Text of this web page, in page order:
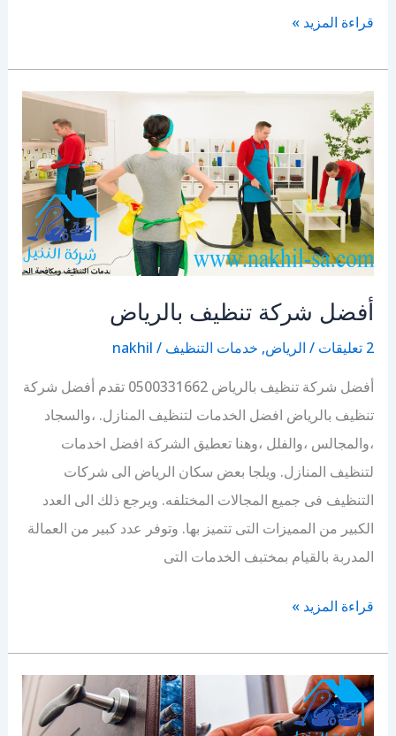
شركة
حمام
بالرياض
قراءة المزيد »
أفضل شركة تنظيف بالرياض
2 تعليقات / الرياض, خدمات التنظيف /
nakhil
أفضل شركة تنظيف بالرياض 0500331662 تقدم أفضل شركة
تنظيف بالرياض افضل الخدمات لتنظيف المنازل. ،والسجاد
،والمجالس ،والفلل ،وهنا تعطيق الشركة افضل اخدمات
لتنظيف المنازل. ويلجا بعض سكان الرياض الى شركات
التنظيف فى جميع المجالات المختلفه. ويرجع ذلك الى العدد
الكبير من المميزات التى تتميز بها. وتوفر عدد كبير من العمالة
المدربة بالقيام بمختبف الخدمات التى
أفضل
بالرياض
قراءة المزيد »